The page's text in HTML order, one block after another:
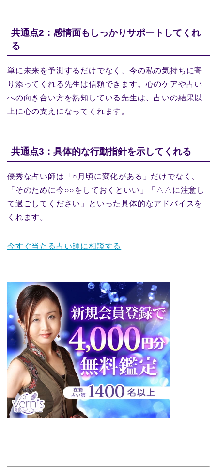
共通点2：感情面もしっかりサポートしてくれ
る
単に未来を予測するだけでなく、今の私の気持ちに寄
り添ってくれる先生は信頼できます。心のケアや占い
への向き合い方を熟知している先生は、占いの結果以
上に心の支えになってくれます。
共通点3：具体的な行動指針を示してくれる
優秀な占い師は「○月頃に変化がある」だけでなく、
「そのために今○○をしておくといい」「△△に注意し
て過ごしてください」といった具体的なアドバイスを
くれます。
今すぐ当たる占い師に相談する